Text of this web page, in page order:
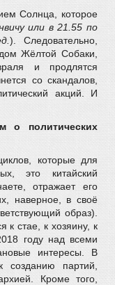
Солнца, которое
или в 21.55 по
). Следовательно,
Жёлтой Собаки,
и продлятся
со скандалов,
акций. И
о политических
которые для
это китайский
отражает его
наверное, в своё
образ).
к стае, к хозяину, к
году над всеми
интересы. В
созданию партий,
Кроме того,